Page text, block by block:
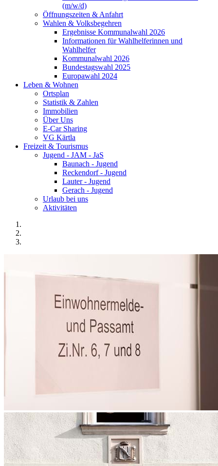
(m/w/d)
Öffnungszeiten & Anfahrt
Wahlen & Volksbegehren
Ergebnisse Kommunalwahl 2026
Informationen für Wahlhelferinnen und
Wahlhelfer
Kommunalwahl 2026
Bundestagswahl 2025
Europawahl 2024
Leben & Wohnen
Ortsplan
Statistik & Zahlen
Immobilien
Über Uns
E-Car Sharing
VG Kärtla
Freizeit & Tourismus
Jugend - JAM - JaS
Baunach - Jugend
Reckendorf - Jugend
Lauter - Jugend
Gerach - Jugend
Urlaub bei uns
Aktivitäten